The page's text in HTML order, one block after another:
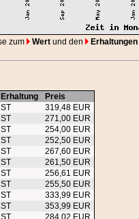
zum Wert und den Erhaltungen
Erhaltung
Preis
ST
319,48 EUR
ST
271,00 EUR
ST
254,00 EUR
ST
252,50 EUR
ST
267,60 EUR
ST
261,50 EUR
ST
256,61 EUR
ST
255,50 EUR
ST
333,99 EUR
ST
353,99 EUR